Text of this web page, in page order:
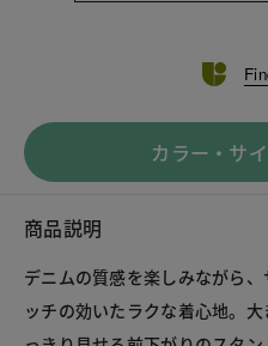
カラー・サ
商品説明
デニムの質感を楽しみながら
ッチの効いたラクな着心地。